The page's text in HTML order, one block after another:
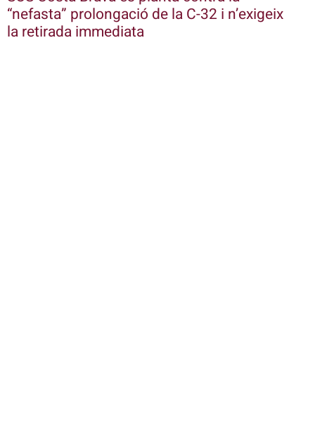
“nefasta” prolongació de la C-32 i n’exigeix
la retirada immediata